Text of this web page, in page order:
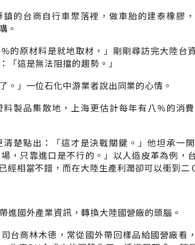
的台商自行車聚落裡，做車胎的建泰橡膠
。
%的原材料是就地取材，」剛剛尋訪完大陸台
「這是無法阻擋的趨勢。」
。」一位石化中游業者說出同業的心情。
製品集散地，上海更估計每年有八%的消
楚點出：「這才是決戰關鍵。」他坦承一
場，只靠進口是不行的。」以人造皮革為例，
經相當不錯，而在大陸生產利潤卻可以衝到二
進國外產業資訊，轉換大陸國營廠的頭腦。
台商林木德，常從國外帶回樣品給國營廠看